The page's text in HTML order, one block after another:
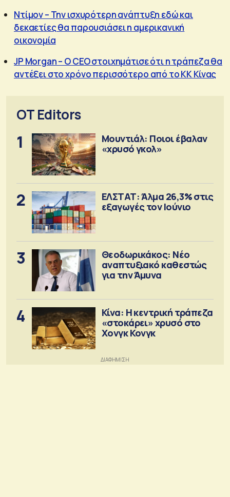
Ντίμον – Την ισχυρότερη ανάπτυξη εδώ και
δεκαετίες θα παρουσιάσει η αμερικανική
οικονομία
JP Morgan – O CEO στοιχημάτισε ότι η τράπεζα θα
αντέξει στο χρόνο περισσότερο από το ΚΚ Κίνας
OT Editors
1
Μουντιάλ: Ποιοι έβαλαν
«χρυσό γκολ»
2
ΕΛΣΤΑΤ: Άλμα 26,3% στις
εξαγωγές τον Ιούνιο
3
Θεοδωρικάκος: Νέο
αναπτυξιακό καθεστώς
για την Άμυνα
4
Κίνα: Η κεντρική τράπεζα
«στοκάρει» χρυσό στο
Χονγκ Κονγκ